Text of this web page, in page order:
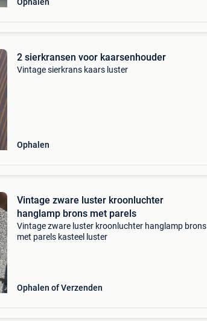
2 sierkransen voor kaarsenhouder
Vintage sierkrans kaars luster
Ophalen
Vintage zware luster kroonluchter
hanglamp brons met parels
Vintage zware luster kroonluchter hanglamp brons
met parels kasteel luster
Ophalen of Verzenden